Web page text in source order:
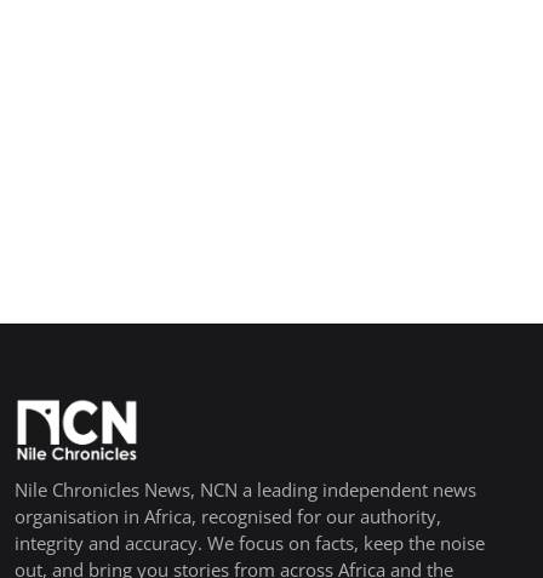
Nile Chronicles News, NCN a leading independent news
organisation in Africa, recognised for our authority,
integrity and accuracy. We focus on facts, keep the noise
out, and bring you stories from across Africa and the